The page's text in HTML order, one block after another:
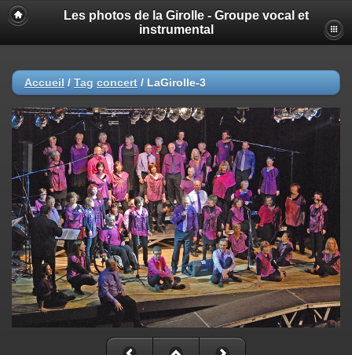
Les photos de la Girolle - Groupe vocal et
instrumental
Accueil / Tag concert / LaGirolle-3